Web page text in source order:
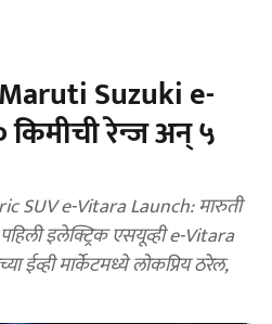
Maruti Suzuki e-
रेन्ज अन् ५
SUV e-Vitara Launch: मारुती
इलेक्ट्रिक एसयूव्ही e-Vitara
ईव्ही मार्केटमध्ये लोकप्रिय ठरेल,